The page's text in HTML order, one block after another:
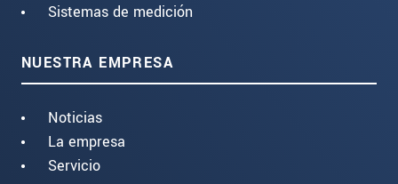
Sistemas de medición
NUESTRA EMPRESA
Noticias
La empresa
Servicio